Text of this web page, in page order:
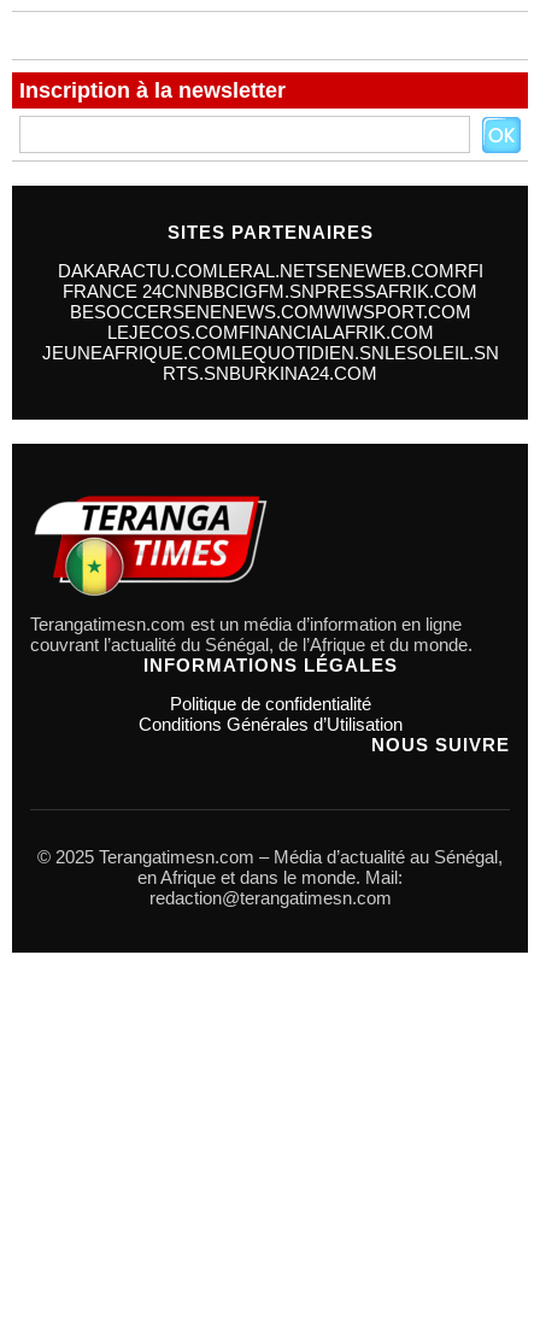
Inscription à la newsletter
SITES PARTENAIRES
DAKARACTU.COMLERAL.NETSENEWEB.COMRFI
FRANCE 24CNNBBCIGFM.SNPRESSAFRIK.COM
BESOCCERSENENEWS.COMWIWSPORT.COM
LEJECOS.COMFINANCIALAFRIK.COM
JEUNEAFRIQUE.COMLEQUOTIDIEN.SNLESOLEIL.SN
RTS.SNBURKINA24.COM
Terangatimesn.com est un média d’information en ligne
couvrant l’actualité du Sénégal, de l’Afrique et du monde.
INFORMATIONS LÉGALES
Politique de confidentialité
Conditions Générales d’Utilisation
NOUS SUIVRE
© 2025 Terangatimesn.com – Média d’actualité au Sénégal,
en Afrique et dans le monde. Mail:
redaction@terangatimesn.com